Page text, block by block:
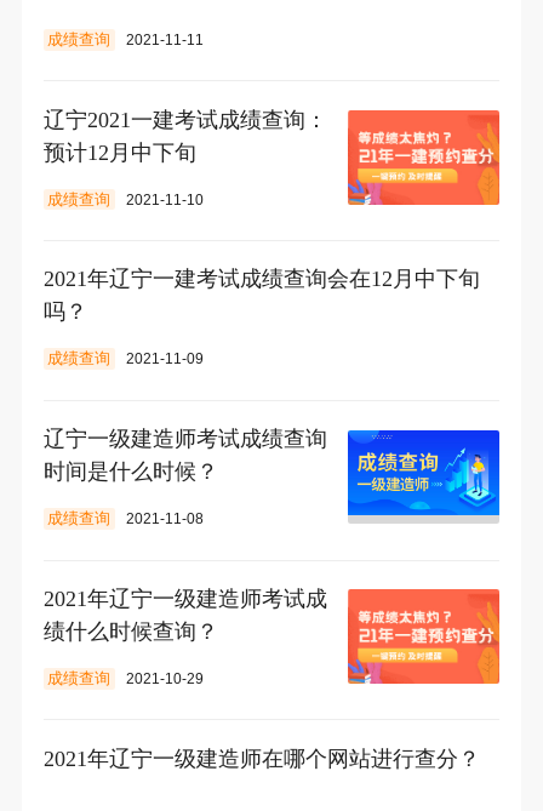
成绩查询 2021-11-11
辽宁2021一建考试成绩查询：
预计12月中下旬
成绩查询 2021-11-10
2021年辽宁一建考试成绩查询会在12月中下旬
吗？
成绩查询 2021-11-09
辽宁一级建造师考试成绩查询
时间是什么时候？
成绩查询 2021-11-08
2021年辽宁一级建造师考试成
绩什么时候查询？
成绩查询 2021-10-29
2021年辽宁一级建造师在哪个网站进行查分？